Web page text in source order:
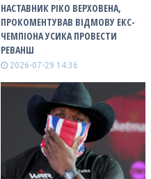
НАСТАВНИК РІКО ВЕРХОВЕНА,
ПРОКОМЕНТУВАВ ВІДМОВУ ЕКС-
ЧЕМПІОНА УСИКА ПРОВЕСТИ
РЕВАНШ
2026-07-29 14:36